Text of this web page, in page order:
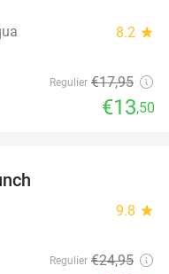
8.2 star
Regulier €17,95
€13,50
9.8 star
Regulier €24,95